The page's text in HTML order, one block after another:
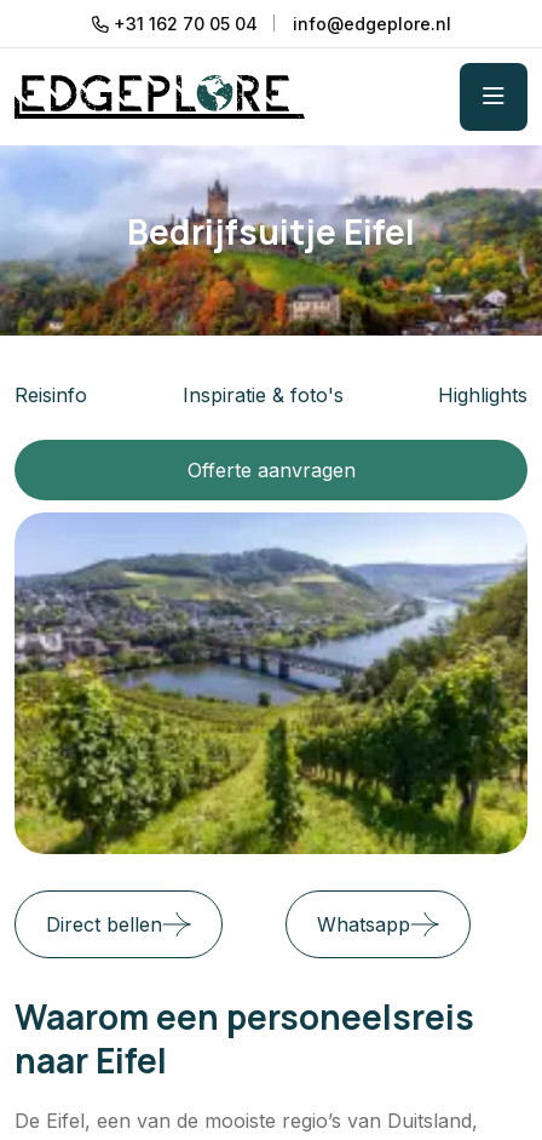
+31 162 70 05 04 info@edgeplore.nl
Bedrijfsuitje Eifel
Reisinfo Inspiratie & foto's Highlights
Offerte aanvragen
Direct bellen Whatsapp
Waarom een personeelsreis
naar Eifel
De Eifel, een van de mooiste regio’s van Duitsland,